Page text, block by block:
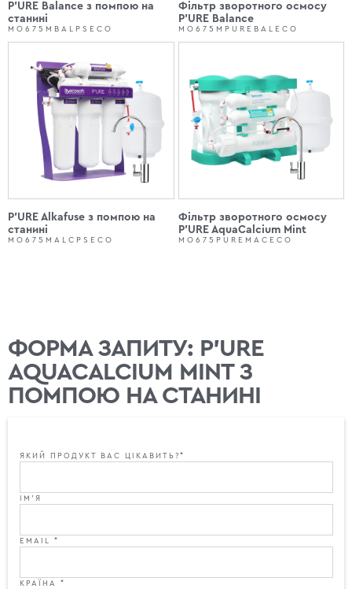
P'URE Balance з помпою на
станині
MO675MBALPSECO
Фільтр зворотного осмосу
P'URE Balance
MO675MPUREBALECO
P'URE Alkafuse з помпою на
станині
MO675MALCPSECO
Фільтр зворотного осмосу
P'URE AquaCalcium Mint
MO675PUREMACECO
ФОРМА ЗАПИТУ: P'URE
AQUACALCIUM MINT З
ПОМПОЮ НА СТАНИНІ
ЯКИЙ ПРОДУКТ ВАС ЦІКАВИТЬ?*
ІМ'Я
EMAIL *
КРАЇНА *